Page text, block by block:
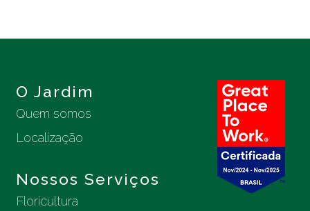
O Jardim
Quem somos
Localização
Nossos Serviços
Floricultura